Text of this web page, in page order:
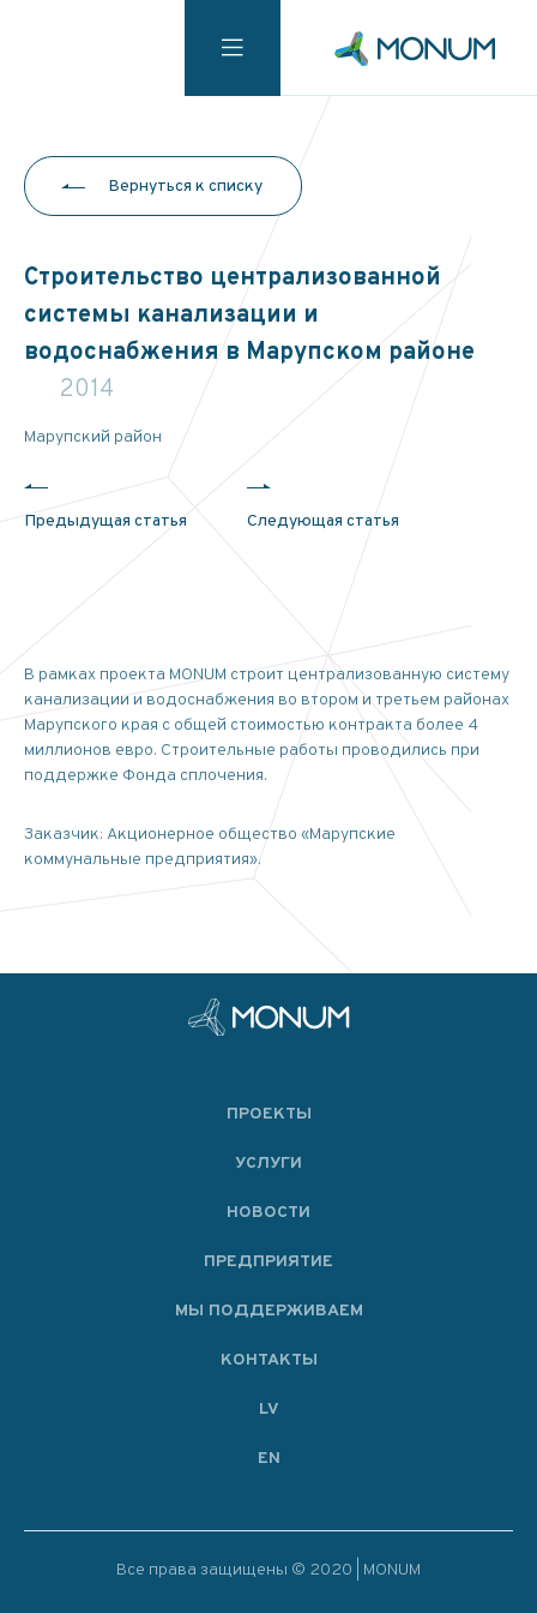
Вернуться к списку
Строительство централизованной
системы канализации и
водоснабжения в Марупском районе
2014
Марупский район
Предыдущая статья Следующая статья
В рамках проекта MONUM строит централизованную систему
канализации и водоснабжения во втором и третьем районах
Марупского края с общей стоимостью контракта более 4
миллионов евро. Строительные работы проводились при
поддержке Фонда сплочения.
Заказчик: Акционерное общество «Марупские
коммунальные предприятия».
ПРОЕКТЫ
УСЛУГИ
НОВОСТИ
ПРЕДПРИЯТИЕ
МЫ ПОДДЕРЖИВАЕМ
KОНТАКТЫ
LV
EN
Все права защищены © 2020 | MONUM